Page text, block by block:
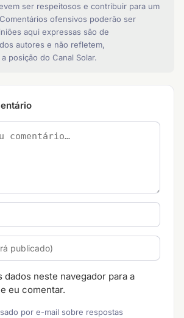
ser respeitosos e contribuir para um
ofensivos poderão ser
aqui expressas são de
autores e não refletem,
posição do Canal Solar.
dados neste navegador para a
eu comentar.
por e-mail sobre respostas